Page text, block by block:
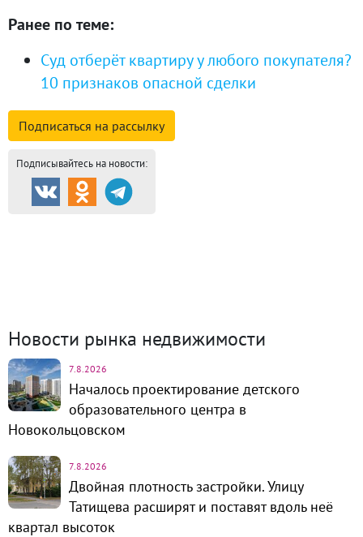
Ранее по теме:
Суд отберёт квартиру у любого покупателя?
10 признаков опасной сделки
Подписаться на рассылку
Подписывайтесь на новости:
Новости рынка недвижимости
7.8.2026
Началось проектирование детского
образовательного центра в
Новокольцовском
7.8.2026
Двойная плотность застройки. Улицу
Татищева расширят и поставят вдоль неё
квартал высоток